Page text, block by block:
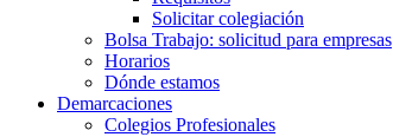
Solicitar colegiación
Bolsa Trabajo: solicitud para empresas
Horarios
Dónde estamos
Demarcaciones
Colegios Profesionales